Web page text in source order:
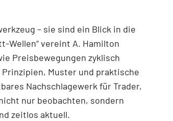
– sie sind ein Blick in die
Wellen“ vereint A. Hamilton
Preisbewegungen zyklisch
Muster und praktische
Nachschlagewerk für Trader,
nur beobachten, sondern
zeitlos aktuell.